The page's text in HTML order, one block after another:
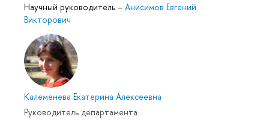
Научный руководитель – Анисимов Евгений
Викторович
Калеменева Екатерина Алексеевна
Руководитель департамента